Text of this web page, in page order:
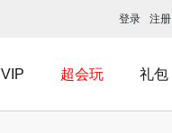
登录 注册
VIP 超会玩 礼包